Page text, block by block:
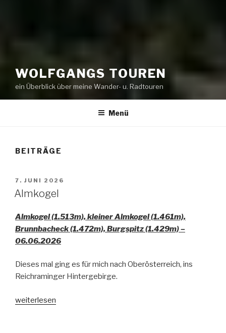
WOLFGANGS TOUREN
ein Überblick über meine Wander- u. Radtouren
Menü
BEITRÄGE
VERÖFFENTLICHT
AM
7. JUNI 2026
Almkogel
Almkogel (1.513m), kleiner Almkogel (1.461m),
Brunnbacheck (1.472m), Burgspitz (1.429m) –
06.06.2026
Dieses mal ging es für mich nach Oberösterreich, ins
Reichraminger Hintergebirge.
„Almkogel“
weiterlesen